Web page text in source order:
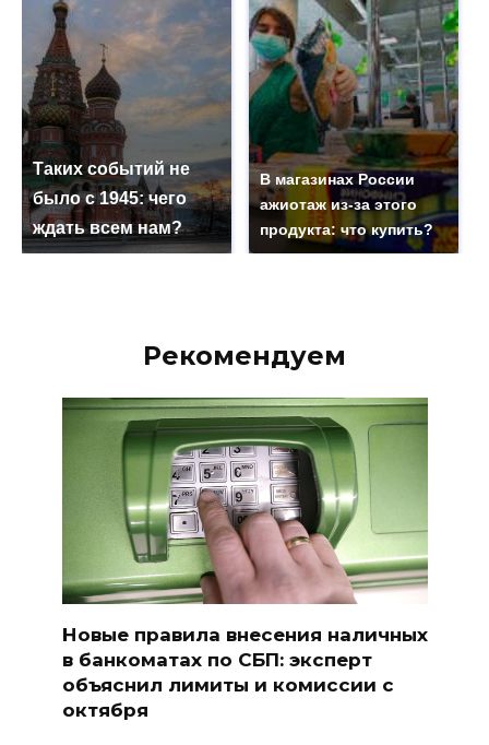
Таких событий не
было с 1945: чего
ждать всем нам?
В магазинах России
ажиотаж из-за этого
продукта: что купить?
Рекомендуем
Новые правила внесения наличных
в банкоматах по СБП: эксперт
объяснил лимиты и комиссии с
октября